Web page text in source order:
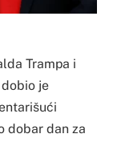
Trampa i
je
dobar dan za